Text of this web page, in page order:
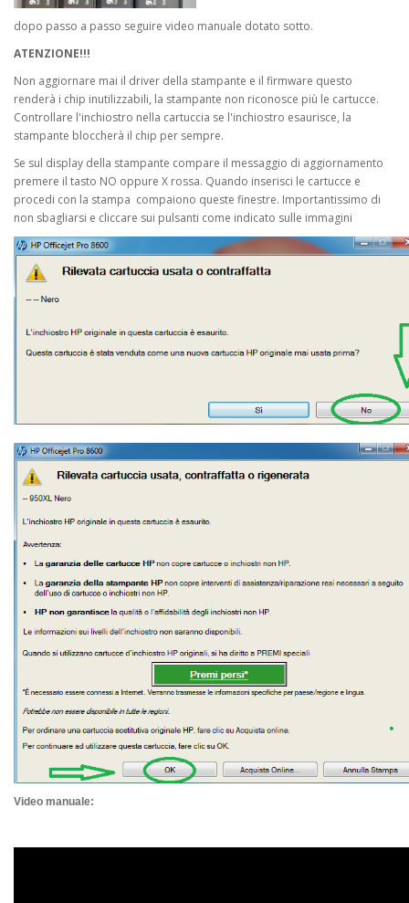
dopo passo a passo seguire video manuale dotato sotto.
ATENZIONE!!!
Non aggiornare mai il driver della stampante e il firmware questo
renderà i chip inutilizzabili, la stampante non riconosce più le cartucce.
Controllare l'inchiostro nella cartuccia se l'inchiostro esaurisce, la
stampante bloccherà il chip per sempre.
Se sul display della stampante compare il messaggio di aggiornamento
premere il tasto NO oppure X rossa. Quando inserisci le cartucce e
procedi con la stampa compaiono queste finestre. Importantissimo di
non sbagliarsi e cliccare sui pulsanti come indicato sulle immagini
Video manuale: